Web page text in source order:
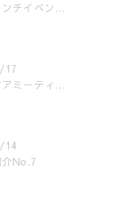
【今日のランチイベント🍜】
17
こころのケアミーティング
14
No.7